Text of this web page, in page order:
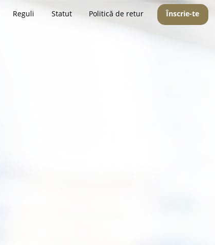
Reguli Statut Politică de retur Înscrie-te